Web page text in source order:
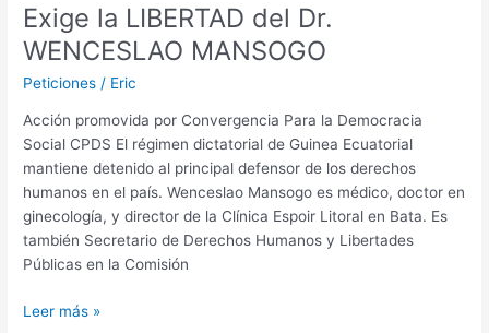
programas
que
pagan
familiares
de
criminales
Exige la LIBERTAD del Dr.
WENCESLAO MANSOGO
Peticiones / Eric
Acción promovida por Convergencia Para la Democracia
Social CPDS El régimen dictatorial de Guinea Ecuatorial
mantiene detenido al principal defensor de los derechos
humanos en el país. Wenceslao Mansogo es médico, doctor en
ginecología, y director de la Clínica Espoir Litoral en Bata. Es
también Secretario de Derechos Humanos y Libertades
Públicas en la Comisión
Exige
Leer más »